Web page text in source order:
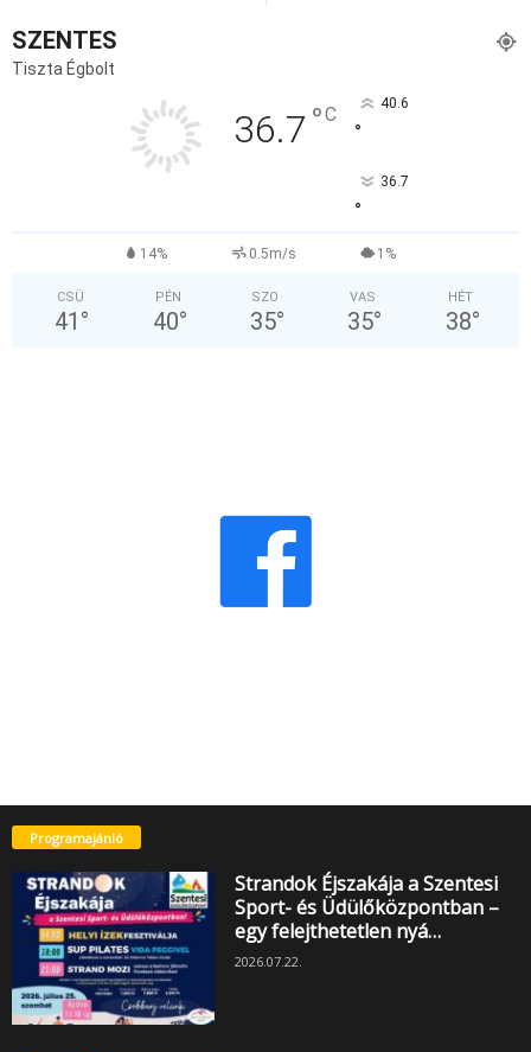
SZENTES
Tiszta Égbolt
36.7 °C 40.6
°
36.7
°
14% 0.5m/s 1%
CSÜ
41 °
PÉN
40°
SZO
35°
VAS
35°
HÉT
38°
Programajánló
Strandok Éjszakája a Szentesi
Sport- és Üdülőközpontban –
egy felejthetetlen nyá…
2026.07.22.